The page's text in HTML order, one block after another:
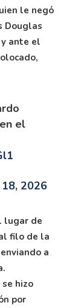
le negó
Douglas
ante el
el
2026
lugar de
filo de la
a
hizo
por